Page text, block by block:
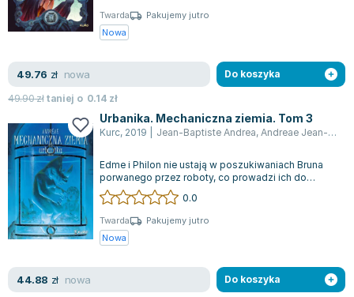
Anna Prus (oprac.)
Nela Mała Reporterka
Barbara Wrzesińska
Terry Pratchett
Virginia Woolf
Lorraine Warren
Ajahn Brahm
Lucinda Riley
Jacek Walkiewicz
Twarda
Pakujemy jutro
Nowa
49.76 zł nowa
49.90złtaniej o 0.14 zł
Do koszyka
Urbanika. Mechaniczna ziemia. Tom 3
Kurc, 2019 Jean-Baptiste Andrea, Andreae Jean-Baptiste
Edme i Philon nie ustają w poszukiwaniach Bruna
porwanego przez roboty, co prowadzi ich do
Meccapolis — monumentalnego i tajemnicz...
0.0
Twarda
Pakujemy jutro
Nowa
44.88 zł nowa Do koszyka